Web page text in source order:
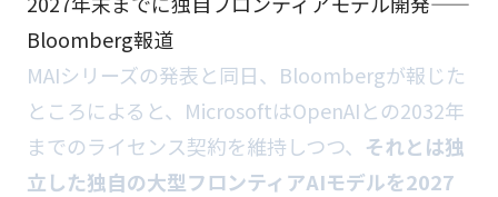
Bloomberg報道
MAIシリーズの発表と同日、Bloombergが報じた
ところによると、MicrosoftはOpenAIとの2032年
までのライセンス契約を維持しつつ、 それとは独
立した独自の大型フロンティアAIモデルを2027